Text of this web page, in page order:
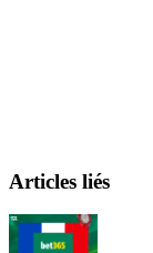
Articles liés